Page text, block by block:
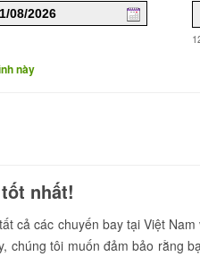
này
nhất!
cả các chuyến bay tại Việt
chúng tôi muốn đảm bảo rằng